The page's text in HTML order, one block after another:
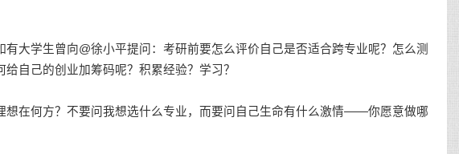
学生曾向@徐小平提问：考研前要怎么评价自己是否适合跨专业呢？怎么测
自己的创业加筹码呢？积累经验？学习？
在何方？不要问我想选什么专业，而要问自己生命有什么激情——你愿意做哪